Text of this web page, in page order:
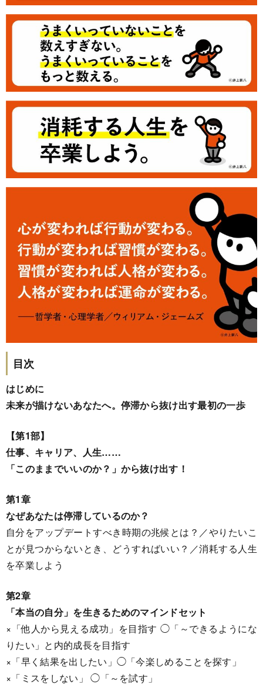
目次
はじめに
未来が描けないあなたへ。停滞から抜け出す最初の一歩
【第1部】
仕事、キャリア、人生……
「このままでいいのか？」から抜け出す！
第1章
なぜあなたは停滞しているのか？
自分をアップデートすべき時期の兆候とは？／やりたいこ
とが見つからないとき、どうすればいい？／消耗する人生
を卒業しよう
第2章
「本当の自分」を生きるためのマインドセット
×「他人から見える成功」を目指す ◯「～できるようにな
りたい」と内的成長を目指す
×「早く結果を出したい」◯「今楽しめることを探す」
×「ミスをしない」 ◯「～を試す」